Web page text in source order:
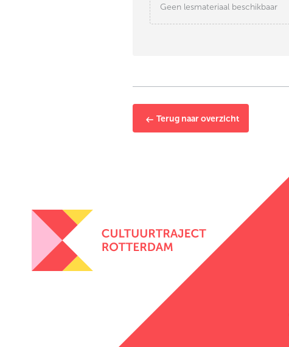
Geen lesmateriaal beschikbaar
Terug naar overzicht